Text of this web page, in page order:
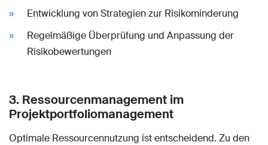
Entwicklung von Strategien zur Risikominderung
Regelmäßige Überprüfung und Anpassung der
Risikobewertungen
3. Ressourcenmanagement im
Projektportfoliomanagement
Optimale Ressourcennutzung ist entscheidend. Zu den